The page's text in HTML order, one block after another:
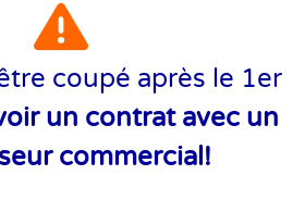
coupé après le 1er
un contrat avec un
commercial!